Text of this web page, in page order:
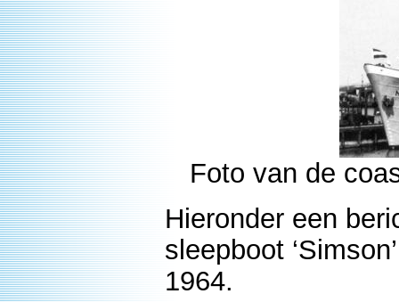
Foto van de
Hieronder een
sleepboot
1964.